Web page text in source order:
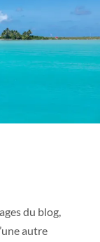
du blog,
autre